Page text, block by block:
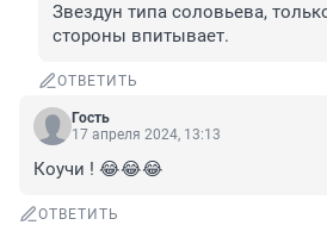
Звездун типа соловьева,
стороны впитывает.
ОТВЕТИТЬ
Гость
17 апреля 2024, 13:13
Коучи ! 😂😂😂
ОТВЕТИТЬ